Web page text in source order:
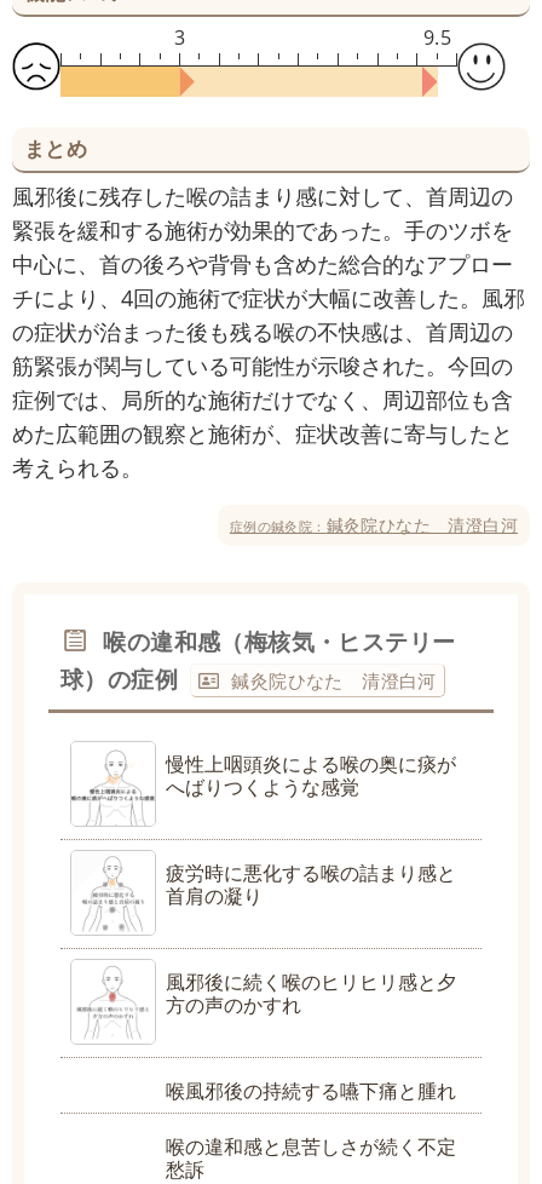
3 9.5
まとめ
風邪後に残存した喉の詰まり感に対して、首周辺の
緊張を緩和する施術が効果的であった。手のツボを
中心に、首の後ろや背骨も含めた総合的なアプロー
チにより、4回の施術で症状が大幅に改善した。風邪
の症状が治まった後も残る喉の不快感は、首周辺の
筋緊張が関与している可能性が示唆された。今回の
症例では、局所的な施術だけでなく、周辺部位も含
めた広範囲の観察と施術が、症状改善に寄与したと
考えられる。
症例の鍼灸院： 鍼灸院ひなた 清澄白河
喉の違和感（梅核気・ヒステリー
球）の症例
鍼灸院ひなた 清澄白河
慢性上咽頭炎による喉の奥に痰が
へばりつくような感覚
疲労時に悪化する喉の詰まり感と
首肩の凝り
風邪後に続く喉のヒリヒリ感と夕
方の声のかすれ
喉風邪後の持続する嚥下痛と腫れ
喉の違和感と息苦しさが続く不定
愁訴